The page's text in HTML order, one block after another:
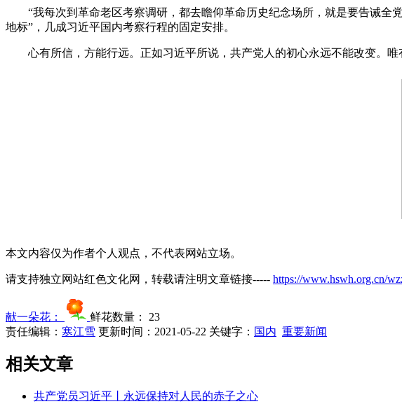
“我每次到革命老区考察调研，都去瞻仰革命历史纪念场所，就是要告诫全
地标”，几成习近平国内考察行程的固定安排。
心有所信，方能行远。正如习近平所说，共产党人的初心永远不能改变。唯
本文内容仅为作者个人观点，不代表网站立场。
请支持独立网站红色文化网，转载请注明文章链接----- https://www.hswh.org.cn/
献一朵花： 鲜花数量： 23
责任编辑： 寒江雪 更新时间：2021-05-22 关键字： 国内 重要新闻
相关文章
共产党员习近平丨永远保持对人民的赤子之心